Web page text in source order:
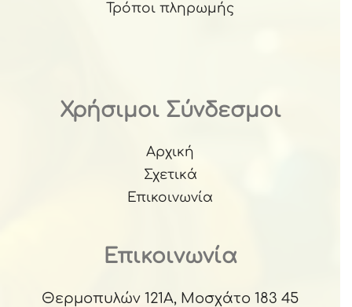
Τρόποι πληρωμής
Χρήσιμοι Σύνδεσμοι
Αρχική
Σχετικά
Επικοινωνία
Επικοινωνία
Θερμοπυλών 121Α, Μοσχάτο 183 45